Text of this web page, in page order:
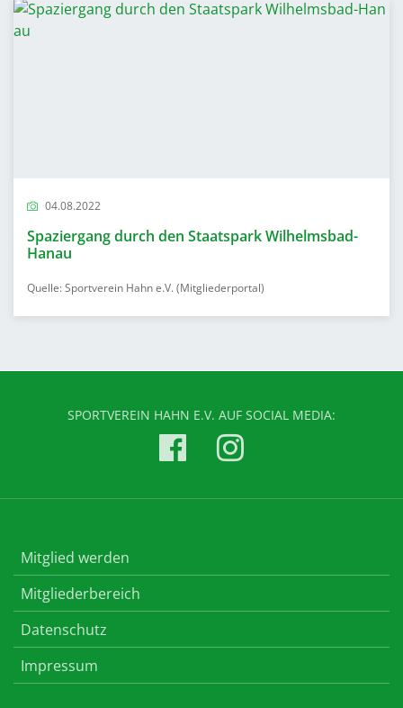
04.08.2022
Spaziergang durch den Staatspark Wilhelmsbad-
Hanau
Quelle: Sportverein Hahn e.V. (Mitgliederportal)
SPORTVEREIN HAHN E.V. AUF SOCIAL MEDIA:
Mitglied werden
Mitgliederbereich
Datenschutz
Impressum